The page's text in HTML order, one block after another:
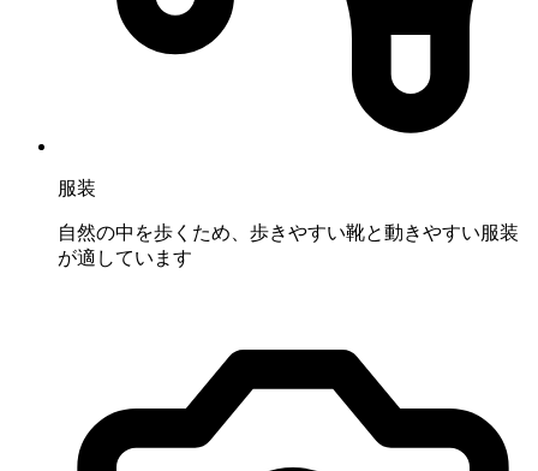
服装
自然の中を歩くため、歩きやすい靴と動きやすい服装
が適しています